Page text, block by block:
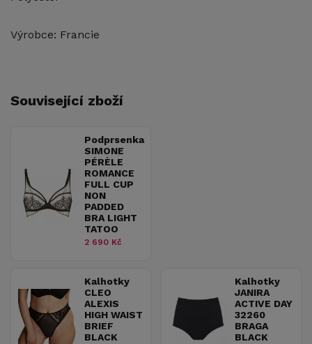
Výrobce: Francie
Související zboží
Podprsenka
SIMONE
PÉRÈLE
ROMANCE
FULL CUP
NON
PADDED
BRA LIGHT
TATOO
2 690 Kč
Kalhotky
CLEO
ALEXIS
HIGH WAIST
BRIEF
BLACK
Kalhotky
JANIRA
ACTIVE DAY
32260
BRAGA
BLACK